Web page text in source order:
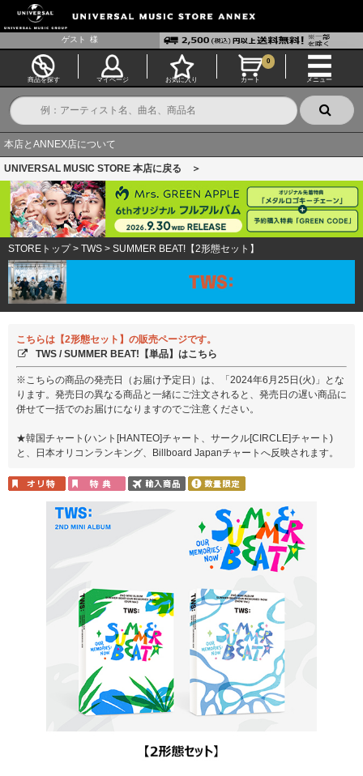
ゲスト 様
商品を探す マイページ お気に入り カート
0
メニュー
本店とANNEX店について
UNIVERSAL MUSIC STORE 本店に戻る ＞
STOREトップ> TWS > SUMMER BEAT!【2形態セット】
こちらは【2形態セット】の販売ページです。
TWS / SUMMER BEAT!【単品】はこちら
※こちらの商品の発売日（お届け予定日）は、「2024年6月25日(火)」とな
ります。発売日の異なる商品と一緒にご注文されると、発売日の遅い商品に
併せて一括でのお届けになりますのでご注意ください。
★韓国チャート(ハント[HANTEO]チャート、サークル[CIRCLE]チャート)
と、日本オリコンランキング、Billboard Japanチャートへ反映されます。